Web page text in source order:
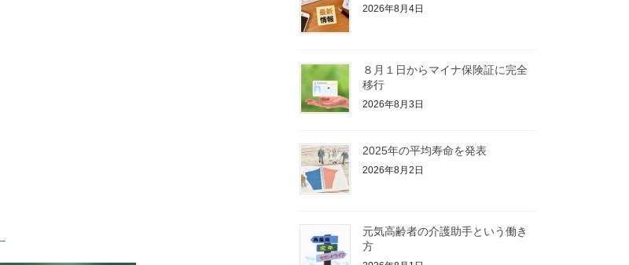
2026年8月4日
８月１日からマイナ保険証に完全
移行
2026年8月3日
2025年の平均寿命を発表
2026年8月2日
元気高齢者の介護助手という働き
方